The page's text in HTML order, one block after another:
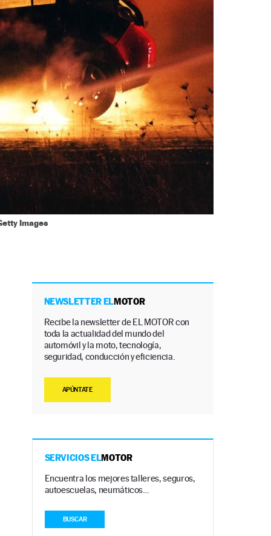
Images
NEWSLETTER ELMOTOR
Recibe la newsletter de EL MOTOR con
toda la actualidad del mundo del
automóvil y la moto, tecnología,
seguridad, conducción y eficiencia.
APÚNTATE
SERVICIOS ELMOTOR
Encuentra los mejores talleres, seguros,
autoescuelas, neumáticos…
BUSCAR